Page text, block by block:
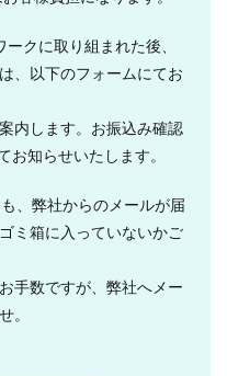
クに取り組まれた後、
、以下のフォームにてお
内します。お振込み確認
お知らせいたします。
、弊社からのメールが届
ミ箱に入っていないかご
手数ですが、弊社へメー
。